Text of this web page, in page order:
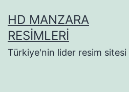
geçHD MANZARA
RESIMLERI
Türkiye'nin lider resim sitesi